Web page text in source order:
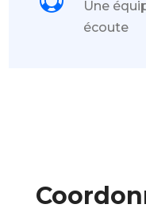
Une
écoute